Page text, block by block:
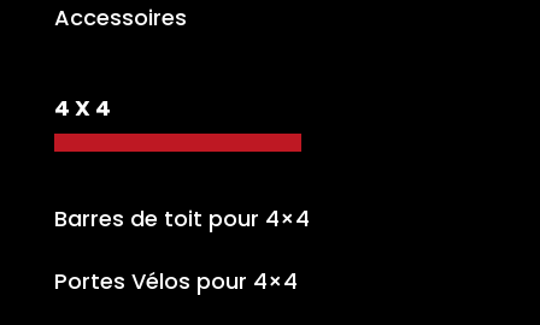
Accessoires
4 X 4
Barres de toit pour 4×4
Portes Vélos pour 4×4